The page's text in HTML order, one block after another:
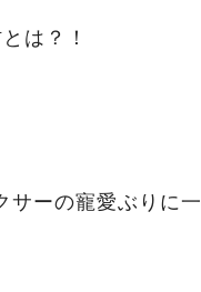
は？！
サーの寵愛ぶりに一